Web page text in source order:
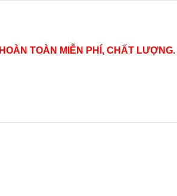
HOÀN TOÀN MIỄN PHÍ, CHẤT LƯỢNG.